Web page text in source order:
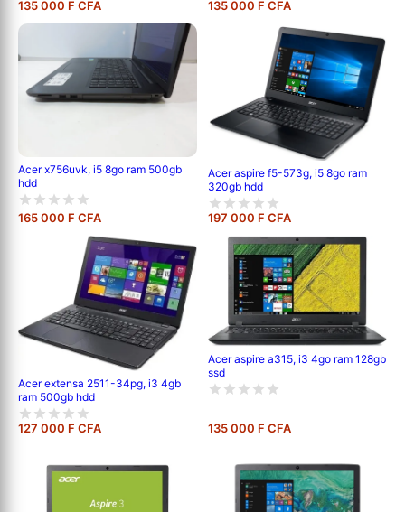
135 000 F CFA 135 000 F CFA
Acer x756uvk, i5 8go ram 500gb
hdd
165 000 F CFA
Acer aspire f5-573g, i5 8go ram
320gb hdd
197 000 F CFA
Acer extensa 2511-34pg, i3 4gb
ram 500gb hdd
127 000 F CFA
Acer aspire a315, i3 4go ram 128gb
ssd
135 000 F CFA